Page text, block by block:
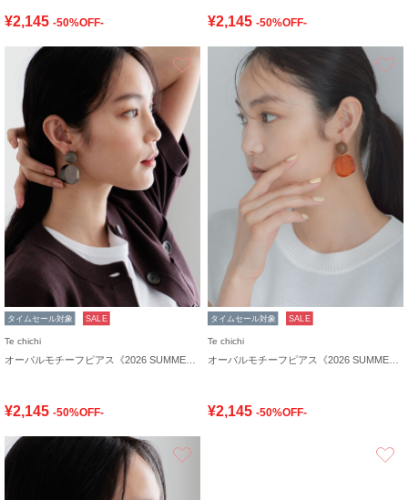
¥2,145 -50%OFF- ¥2,145 -50%OFF-
お気に入り
タイムセール対象 SALE
Te chichi
¥2,145 -50%OFF-
タイムセール対象 SALE
Te chichi
¥2,145 -50%OFF-